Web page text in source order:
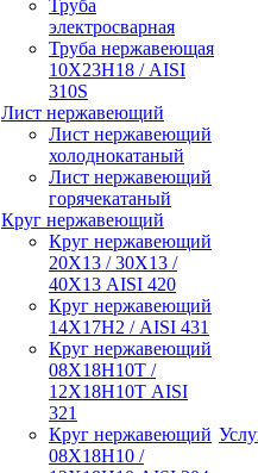
Труба
электросварная
Труба нержавеющая
10Х23Н18 / AISI
310S
Лист нержавеющий
Лист нержавеющий
холоднокатаный
Лист нержавеющий
горячекатаный
Круг нержавеющий
Круг нержавеющий
20Х13 / 30Х13 /
40Х13 AISI 420
Круг нержавеющий
14Х17Н2 / AISI 431
Круг нержавеющий
08Х18Н10Т /
12Х18Н10Т AISI
321
Круг нержавеющий
08Х18Н10 /